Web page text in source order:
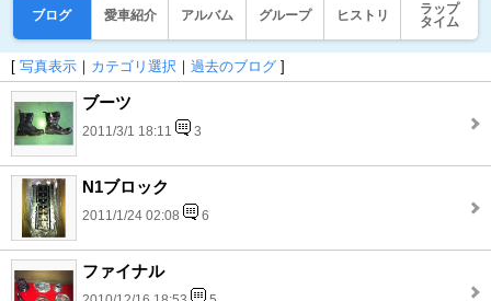
ブログ 愛車紹介 アルバム グループ ヒストリ
ラップ
タイム
[ 写真表示 ｜ カテゴリ選択 ｜ 過去のブログ ]
ブーツ
2011/3/1 18:11 3
N1ブロック
2011/1/24 02:08 6
ファイナル